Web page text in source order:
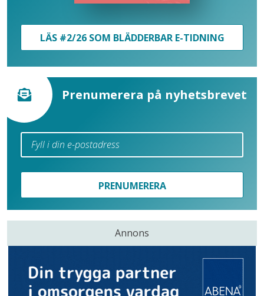
LÄS #2/26 SOM BLÄDDERBAR E-TIDNING
Prenumerera på nyhetsbrevet
PRENUMERERA
Annons